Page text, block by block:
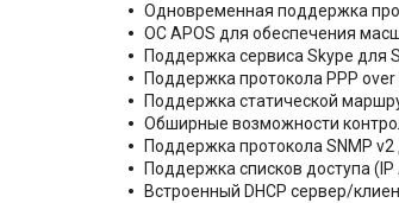
Одновременная поддержка
ОС APOS для обеспечения
Поддержка сервиса Skype для
Поддержка протокола PPP over
Поддержка статической
Обширные возможности
Поддержка протокола SNMP
Поддержка списков доступа
Встроенный DHCP сервер/